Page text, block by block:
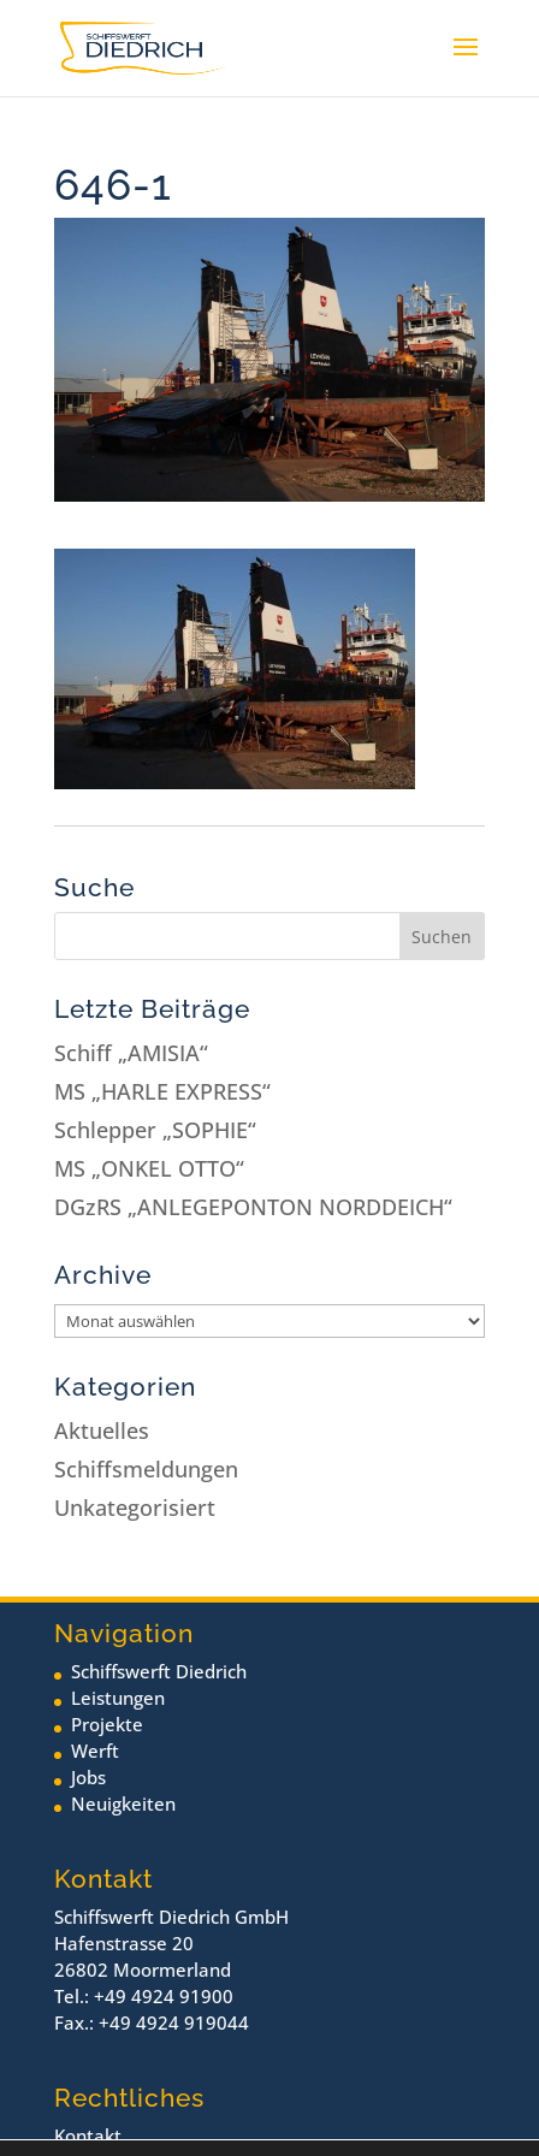
646-1
Suche
Letzte Beiträge
Schiff „AMISIA“
MS „HARLE EXPRESS“
Schlepper „SOPHIE“
MS „ONKEL OTTO“
DGzRS „ANLEGEPONTON NORDDEICH“
Archive
Kategorien
Aktuelles
Schiffsmeldungen
Unkategorisiert
Navigation
Schiffswerft Diedrich
Leistungen
Projekte
Werft
Jobs
Neuigkeiten
Kontakt
Schiffswerft Diedrich GmbH
Hafenstrasse 20
26802 Moormerland
Tel.: +49 4924 91900
Fax.: +49 4924 919044
Rechtliches
Kontakt